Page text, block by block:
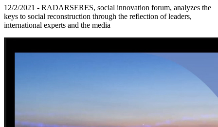
12/2/2021 - RADARSERES, social innovation forum, analyzes the
keys to social reconstruction through the reflection of leaders,
international experts and the media